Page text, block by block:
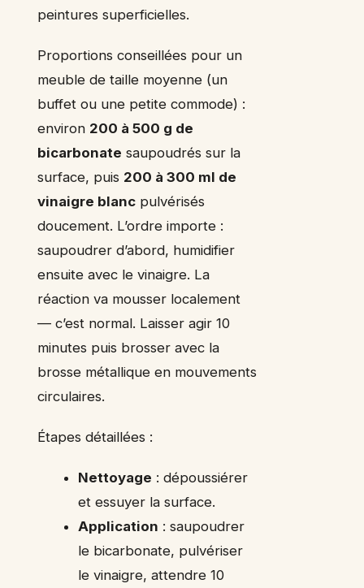
peintures superficielles.
Proportions conseillées pour un
meuble de taille moyenne (un
buffet ou une petite commode) :
environ 200 à 500 g de
bicarbonate saupoudrés sur la
surface, puis 200 à 300 ml de
vinaigre blanc pulvérisés
doucement. L’ordre importe :
saupoudrer d’abord, humidifier
ensuite avec le vinaigre. La
réaction va mousser localement
— c’est normal. Laisser agir 10
minutes puis brosser avec la
brosse métallique en mouvements
circulaires.
Étapes détaillées :
Nettoyage : dépoussiérer
et essuyer la surface.
Application : saupoudrer
le bicarbonate, pulvériser
le vinaigre, attendre 10